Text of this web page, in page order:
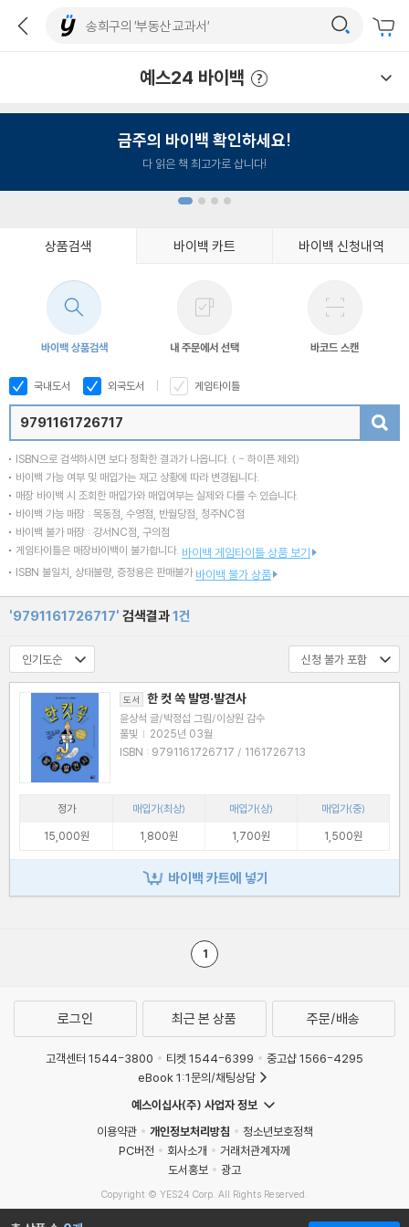
예스24 바이백
금주의 바이백 확인하세요!
다 읽은 책 최고가로 삽니다!
상품검색 바이백 카트 바이백 신청내역
바이백 상품검색 내 주문에서 선택 바코드 스캔
국내도서 외국도서 게임타이틀
ISBN으로 검색하시면 보다 정확한 결과가 나옵니다. ( - 하이픈 제외)
바이백 가능 여부 및 매입가는 재고 상황에 따라 변경됩니다.
매장 바이백 시 조회한 매입가와 매입여부는 실제와 다를 수 있습니다.
바이백 가능 매장 : 목동점, 수영점, 반월당점, 청주NC점
바이백 불가 매장 : 강서NC점, 구의점
게임타이틀은 매장바이백이 불가합니다. 바이백 게임타이틀 상품 보기
ISBN 불일치, 상태불량, 증정용은 판매불가 바이백 불가 상품
'9791161726717' 검색결과1건
도서 한 컷 쏙 발명·발견사
윤상석 글/박정섭 그림/이상원 감수
풀빛 | 2025년 03월
ISBN : 9791161726717 / 1161726713
정가 매입가(최상) 매입가(상)
매입가(중)
15,000원
1,800원 1,700원 1,500원
바이백 카트에 넣기
1
로그인 최근 본 상품 주문/배송
고객센터 1544-3800 티켓 1544-6399
중고샵 1566-4295
eBook 1:1문의/채팅상담
예스이십사(주) 사업자 정보
이용약관
개인정보처리방침
청소년보호정책
PC버전
회사소개
거래처관계자께
도서홍보
광고
Copyright © YES24 Corp. All Rights Reserved.
MATOM13